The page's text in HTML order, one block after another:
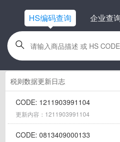
HS编码查询 企业查
税则数据更新日志
CODE: 1211903991104
更新内容：1211903991104
CODE: 0813409000133